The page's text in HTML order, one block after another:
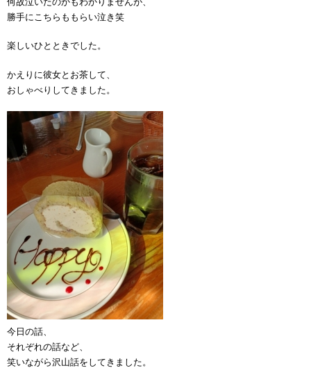
勝手にこちらももらい泣き笑
楽しいひとときでした。
かえりに彼女とお茶して、
おしゃべりしてきました。
今日の話、
それぞれの話など、
笑いながら沢山話をしてきました。